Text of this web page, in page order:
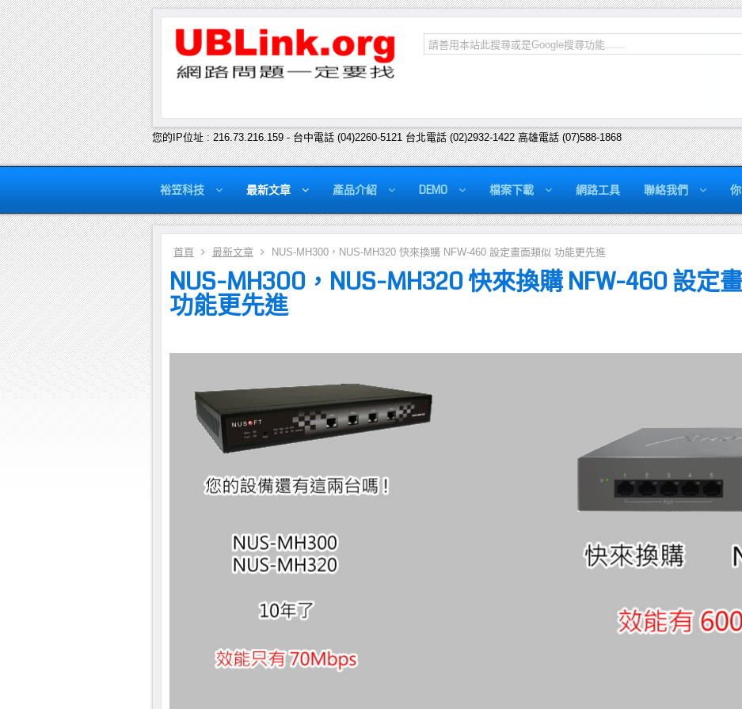
您的IP位址 : 216.73.216.159 - 台中電話 (04)2260-5121 台北電話 (02)2932-1422 高雄電話 (07)588-1868
裕笠科技 最新文章 產品介紹 DEMO 檔案下載 網路工具 聯絡我們
首頁 最新文章 NUS-MH300，NUS-MH320 快來換購 NFW-460 設定畫面類似 功能更先進
NUS-MH300，NUS-MH320 快來換購 NFW-460 設定
功能更先進